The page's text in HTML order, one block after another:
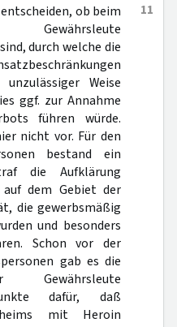
11
ob beim
durch welche die
Weise
ggf. zur Annahme
führen würde.
nicht vor. Für den
bestand ein
die Aufklärung
auf dem Gebiet der
die gewerbsmäßig
und besonders
Schon vor der
gab es die
Gewährsleute
dafür, daß
mit Heroin